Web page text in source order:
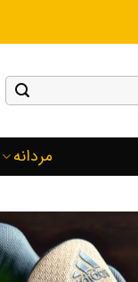
مردانه